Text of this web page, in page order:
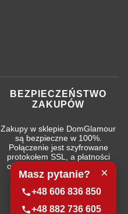
BEZPIECZEŃSTWO
ZAKUPÓW
Zakupy w sklepie DomGlamour
są bezpieczne w 100%.
Połączenie jest szyfrowane
protokołem SSL, a płatności
obsługują najpopularniejsze
systemy bankowe.
×
Masz pytanie?
+48 606 836 850
+48 882 736 605